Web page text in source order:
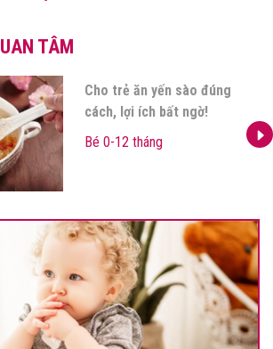
TÂM
Cho trẻ ăn yến sào đúng
cách, lợi ích bất ngờ!
Bé 0-12 tháng